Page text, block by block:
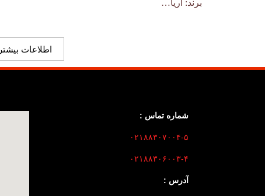
برند: آریا…
اطلاعات بیشتر
شماره تماس :
۰۲۱۸۸۳۰۷۰۰۴-۵
۰۲۱۸۸۳۰۶۰۰۳-۴
آدرس :